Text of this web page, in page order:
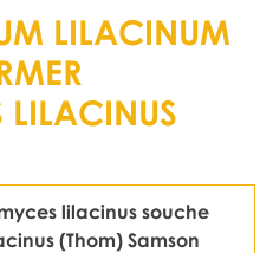
LILACINUM
LILACINUS
lilacinus souche
(Thom) Samson